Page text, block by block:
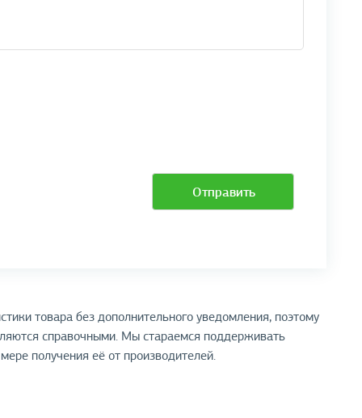
Отправить
товара без дополнительного уведомления, поэтому
справочными. Мы стараемся поддерживать
получения её от производителей.